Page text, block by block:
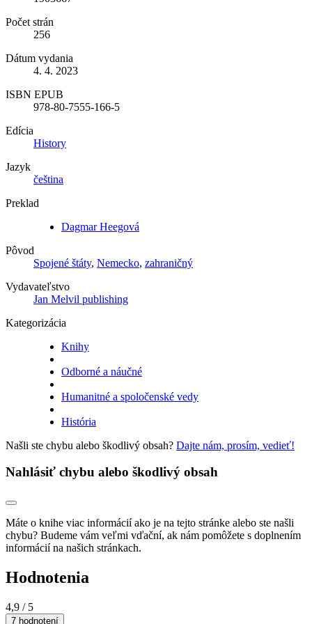
Počet strán
256
Dátum vydania
4. 4. 2023
ISBN EPUB
978-80-7555-166-5
Edícia
History
Jazyk
čeština
Preklad
Dagmar Heegová
Pôvod
Spojené štáty, Nemecko, zahraničný
Vydavateľstvo
Jan Melvil publishing
Kategorizácia
Knihy
Odborné a náučné
Humanitné a spoločenské vedy
História
Našli ste chybu alebo škodlivý obsah? Dajte nám, prosím, vedieť!
Nahlásiť chybu alebo škodlivý obsah
Máte o knihe viac informácií ako je na tejto stránke alebo ste našli
chybu? Budeme vám veľmi vďační, ak nám pomôžete s doplnením
informácií na našich stránkach.
Hodnotenia
4,9 / 5
7 hodnotení